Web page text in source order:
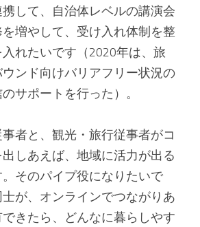
して、自治体レベルの講演会
増やして、受け入れ体制を整
れたいです（2020年は、旅
ンド向けバリアフリー状況の
サポートを行った）。
者と、観光・旅行従事者がコ
しあえば、地域に活力が出る
そのパイプ役になりたいで
が、オンラインでつながりあ
きたら、どんなに暮らしやす